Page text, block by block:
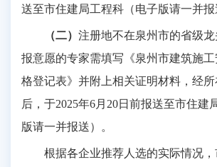
送至市住建局工程科（电子版请一并报
（二） 注册地不在泉州市的省级
报意愿的专家需填写《泉州市建筑施
格登记表》并附上相关证明材料，经
后，于2025年6月20日前报送至市住建
版请一并报送）。
根据各企业推荐 人选的实际情况